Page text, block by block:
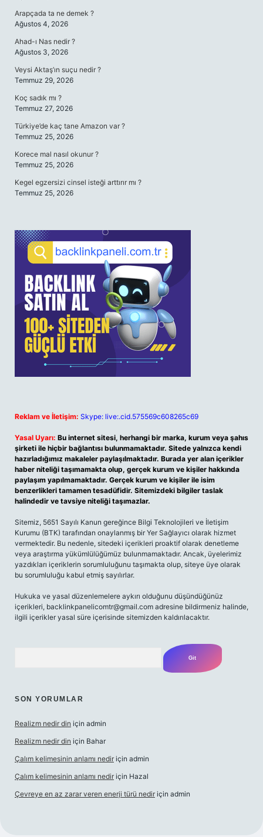
Arapçada ta ne demek ?
Ağustos 4, 2026
Ahad-ı Nas nedir ?
Ağustos 3, 2026
Veysi Aktaş’ın suçu nedir ?
Temmuz 29, 2026
Koç sadık mı ?
Temmuz 27, 2026
Türkiye’de kaç tane Amazon var ?
Temmuz 25, 2026
Korece mal nasıl okunur ?
Temmuz 25, 2026
Kegel egzersizi cinsel isteği arttırır mı ?
Temmuz 25, 2026
Reklam ve İletişim: Skype: live:.cid.575569c608265c69
Yasal Uyarı: Bu internet sitesi, herhangi bir marka, kurum veya şahıs
şirketi ile hiçbir bağlantısı bulunmamaktadır. Sitede yalnızca kendi
hazırladığımız makaleler paylaşılmaktadır. Burada yer alan içerikler
haber niteliği taşımamakta olup, gerçek kurum ve kişiler hakkında
paylaşım yapılmamaktadır. Gerçek kurum ve kişiler ile isim
benzerlikleri tamamen tesadüfidir. Sitemizdeki bilgiler taslak
halindedir ve tavsiye niteliği taşımazlar.
Sitemiz, 5651 Sayılı Kanun gereğince Bilgi Teknolojileri ve İletişim
Kurumu (BTK) tarafından onaylanmış bir Yer Sağlayıcı olarak hizmet
vermektedir. Bu nedenle, sitedeki içerikleri proaktif olarak denetleme
veya araştırma yükümlülüğümüz bulunmamaktadır. Ancak, üyelerimiz
yazdıkları içeriklerin sorumluluğunu taşımakta olup, siteye üye olarak
bu sorumluluğu kabul etmiş sayılırlar.
Hukuka ve yasal düzenlemelere aykırı olduğunu düşündüğünüz
içerikleri, backlinkpanelicomtr@gmail.com adresine bildirmeniz halinde,
ilgili içerikler yasal süre içerisinde sitemizden kaldırılacaktır.
SON YORUMLAR
Realizm nedir din için admin
Realizm nedir din için Bahar
Çalım kelimesinin anlamı nedir için admin
Çalım kelimesinin anlamı nedir için Hazal
Çevreye en az zarar veren enerji türü nedir için admin